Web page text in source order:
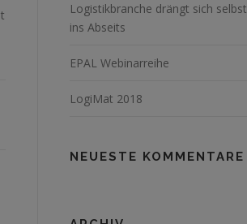
Logistikbranche drängt sich selbst
ins Abseits
EPAL Webinarreihe
LogiMat 2018
NEUESTE KOMMENTARE